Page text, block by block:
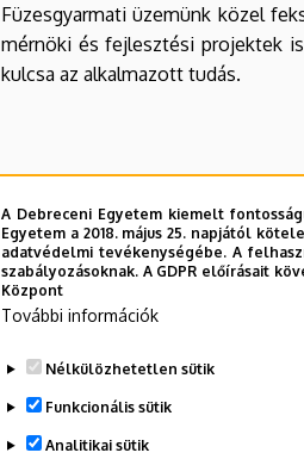
Füzesgyarmati üzemünk közel
mérnöki és fejlesztési projektek
kulcsa az alkalmazott tudás.
A Debreceni Egyetem kiemelt
Egyetem a 2018. május 25. napjától
adatvédelmi tevékenységébe. A
szabályozásoknak. A GDPR előírásait
Központ
További információk
Nélkülözhetetlen sütik
Funkcionális sütik
Analitikai sütik